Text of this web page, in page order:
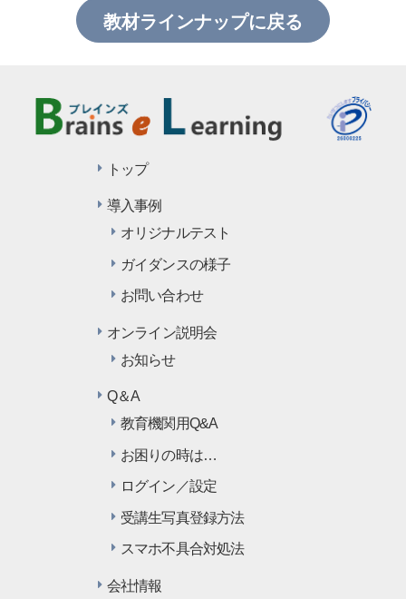
教材ラインナップに戻る
トップ
導入事例
オリジナルテスト
ガイダンスの様子
お問い合わせ
オンライン説明会
お知らせ
Q＆A
教育機関用Q&A
お困りの時は…
ログイン／設定
受講生写真登録方法
スマホ不具合対処法
会社情報